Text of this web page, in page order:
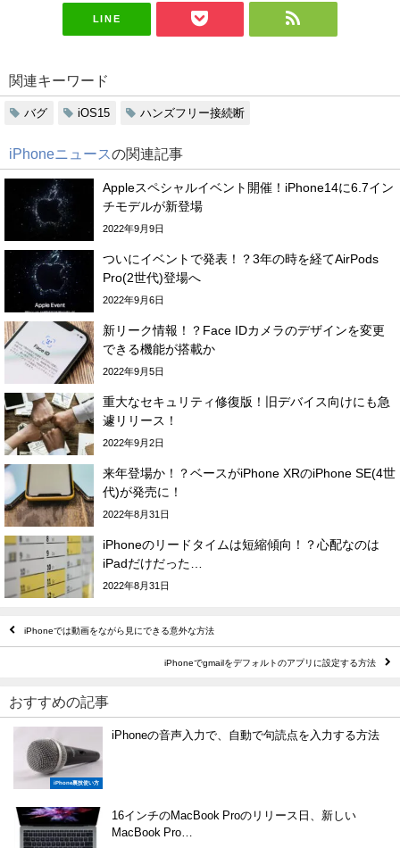
LINE
関連キーワード
バグ iOS15 ハンズフリー接続断
iPhoneニュースの関連記事
Appleスペシャルイベント開催！iPhone14に6.7イン
チモデルが新登場
2022年9月9日
ついにイベントで発表！？3年の時を経てAirPods
Pro(2世代)登場へ
2022年9月6日
新リーク情報！？Face IDカメラのデザインを変更
できる機能が搭載か
2022年9月5日
重大なセキュリティ修復版！旧デバイス向けにも急
遽リリース！
2022年9月2日
来年登場か！？ベースがiPhone XRのiPhone SE(4世
代)が発売に！
2022年8月31日
iPhoneのリードタイムは短縮傾向！？心配なのは
iPadだけだった…
2022年8月31日
iPhoneでは動画をながら見にできる意外な方法
iPhoneでgmailをデフォルトのアプリに設定する方法
おすすめの記事
iPhone裏技使い方
iPhoneの音声入力で、自動で句読点を入力する方法
16インチのMacBook Proのリリース日、新しい
MacBook Pro…